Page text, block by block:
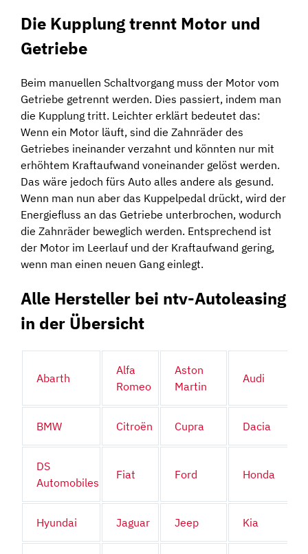
Die Kupplung trennt Motor und
Getriebe
Beim manuellen Schaltvorgang muss der Motor vom
Getriebe getrennt werden. Dies passiert, indem man
die Kupplung tritt. Leichter erklärt bedeutet das:
Wenn ein Motor läuft, sind die Zahnräder des
Getriebes ineinander verzahnt und könnten nur mit
erhöhtem Kraftaufwand voneinander gelöst werden.
Das wäre jedoch fürs Auto alles andere als gesund.
Wenn man nun aber das Kuppelpedal drückt, wird der
Energiefluss an das Getriebe unterbrochen, wodurch
die Zahnräder beweglich werden. Entsprechend ist
der Motor im Leerlauf und der Kraftaufwand gering,
wenn man einen neuen Gang einlegt.
Alle Hersteller bei ntv-Autoleasing
in der Übersicht
Abarth
Alfa
Romeo
Aston
Martin
Audi
BMW Citroën Cupra Dacia
DS
Automobiles
Fiat Ford Honda
Hyundai Jaguar Jeep Kia